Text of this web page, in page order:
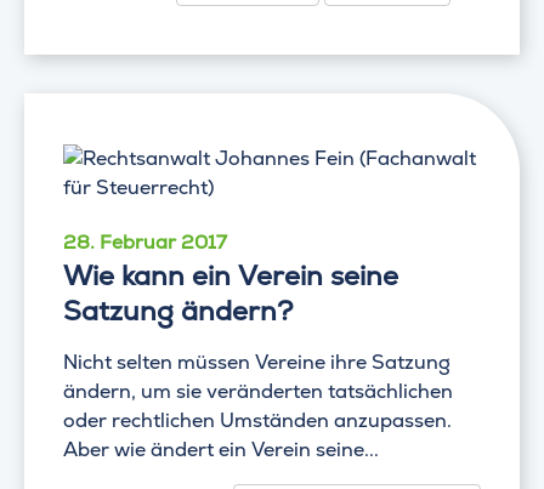
28. Februar 2017
Wie kann ein Verein seine
Satzung ändern?
Nicht selten müssen Vereine ihre Satzung
ändern, um sie veränderten tatsächlichen
oder rechtlichen Umständen anzupassen.
Aber wie ändert ein Verein seine...